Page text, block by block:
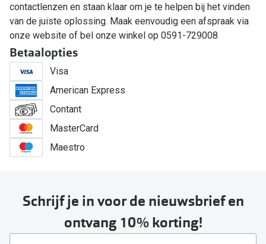
contactlenzen en staan klaar om je te helpen bij het vinden
van de juiste oplossing. Maak eenvoudig een afspraak via
onze website of bel onze winkel op 0591-729008
Betaalopties
Visa
American Express
Contant
MasterCard
Maestro
Schrijf je in voor de nieuwsbrief en
ontvang 10% korting!